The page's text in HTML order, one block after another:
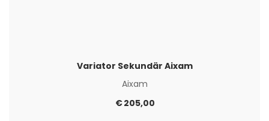
Variator Sekundär Aixam
Aixam
€205,00